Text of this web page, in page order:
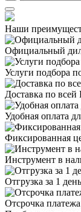
Наши
Официальный
Услуги подбора
Доставка по всей
Удобная оплата
Фиксированная
Инструмент в
Отгрузка за 1
Отсрочка платежа